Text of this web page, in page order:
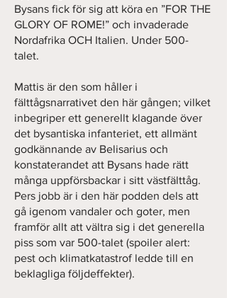
Bysans fick för sig att köra en ”FOR THE
GLORY OF ROME!” och invaderade
Nordafrika OCH Italien. Under 500-
talet.
Mattis är den som håller i
fälttågsnarrativet den här gången; vilket
inbegriper ett generellt klagande över
det bysantiska infanteriet, ett allmänt
godkännande av Belisarius och
konstaterandet att Bysans hade rätt
många uppförsbackar i sitt västfälttåg.
Pers jobb är i den här podden dels att
gå igenom vandaler och goter, men
framför allt att vältra sig i det generella
piss som var 500-talet (spoiler alert:
pest och klimatkatastrof ledde till en
beklagliga följdeffekter).